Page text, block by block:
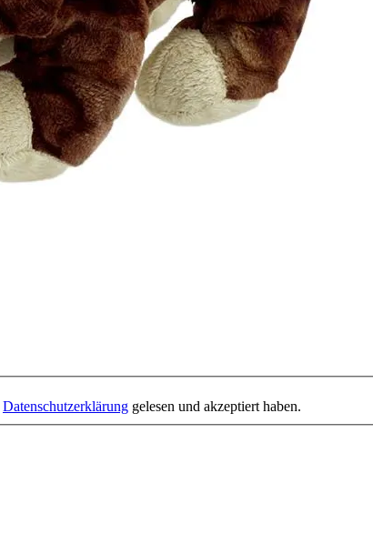
Datenschutzerklärung gelesen und akzeptiert haben.